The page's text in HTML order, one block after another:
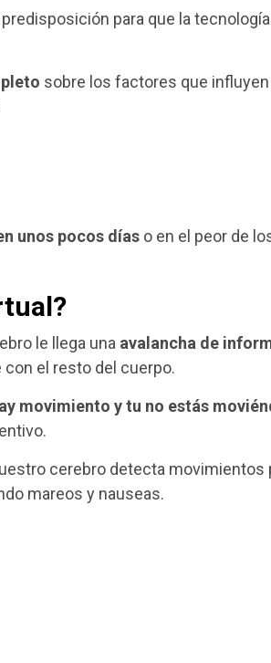
para que la
sobre los factores que
unos pocos días o en el peor de
le llega una avalancha de
el resto del cuerpo.
movimiento y tu no estás
cerebro detecta movimientos
mareos y nauseas.